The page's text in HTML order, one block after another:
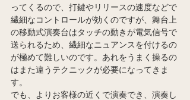
ってくるので、打鍵やリリースの速度などで
繊細なコントロールが効くのですが、舞台上
の移動式演奏台はタッチの動きが電気信号で
送られるため、繊細なニュアンスを付けるの
が極めて難しいのです。あれをうまく操るの
はまた違うテクニックが必要になってきま
す。
でも、よりお客様の近くで演奏でき、演奏し